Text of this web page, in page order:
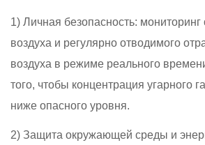
1) Личная безопасность:
воздуха и регулярно отводимого
воздуха в режиме реального
того, чтобы концентрация угарного
ниже опасного уровня.
2) Защита окружающей среды и